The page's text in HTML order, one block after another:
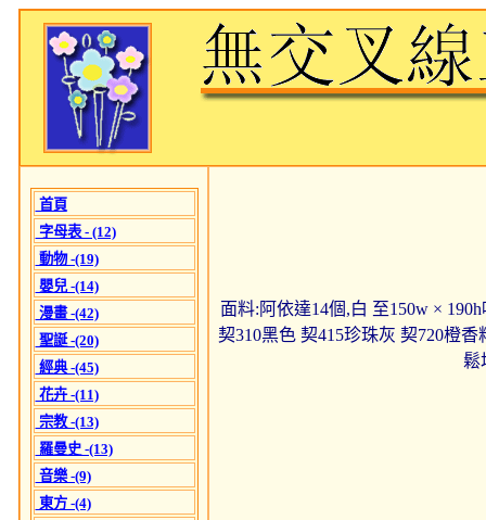
首頁
字母表 - (12)
動物 -(19)
嬰兒 -(14)
漫畫 -(42)
聖誕 -(20)
經典 -(45)
花卉 -(11)
宗教 -(13)
羅曼史 -(13)
音樂 -(9)
東方 -(4)
面料:阿依達14個,白 至150w ×
契310黑色 契415珍珠灰 契720橙
鬆